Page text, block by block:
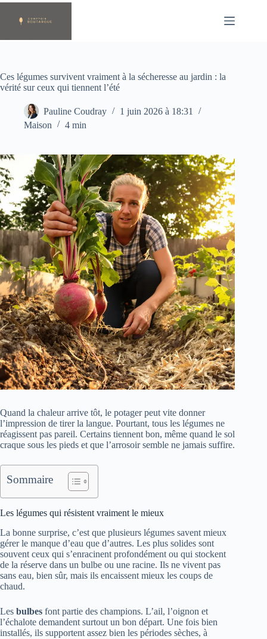
Passer
contenu
Ces légumes survivent vraiment à la sécheresse au jardin : la
vérité sur ceux qui tiennent l’été
Pauline Coudray
1 juin 2026 à 18:31
Maison
4 min
Quand la chaleur arrive tôt, le potager peut vite donner
l’impression de tirer la langue. Pourtant, tous les légumes ne
réagissent pas pareil. Certains tiennent bon, même quand le sol
craque sous les pieds et que l’arrosoir semble ne jamais suffire.
Sommaire
Les légumes qui résistent vraiment le mieux
La bonne surprise, c’est que plusieurs légumes savent mieux
gérer le manque d’eau que d’autres. Les plus solides sont
souvent ceux qui s’enracinent profondément ou qui stockent
de la réserve dans un bulbe ou une racine. Ils ne vivent pas
sans eau, bien sûr, mais ils encaissent mieux les coups de
chaud.
Les bulbes font partie des champions. L’ail, l’oignon et
l’échalote demandent surtout un bon départ. Une fois bien
installés, ils supportent assez bien les périodes sèches, à